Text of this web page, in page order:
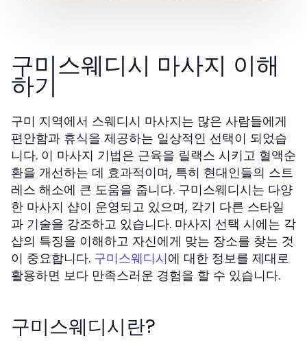
구미스웨디시 마사지 이해
하기
구미 지역에서 스웨디시 마사지는 많은 사람들에게
편안함과 휴식을 제공하는 일상적인 선택이 되었습
니다. 이 마사지 기법은 근육을 릴랙스 시키고 혈액순
환을 개선하는 데 효과적이며, 특히 현대인들의 스트
레스 해소에 큰 도움을 줍니다. 구미스웨디시는 다양
한 마사지 샵이 운영되고 있으며, 각기 다른 스타일
과 기술을 강조하고 있습니다. 마사지 선택 시에는 각
샵의 특징을 이해하고 자신에게 맞는 장소를 찾는 것
이 중요합니다. 구미스웨디시에 대한 정보를 제대로
활용하면 보다 만족스러운 경험을 할 수 있습니다.
구미스웨디시란?